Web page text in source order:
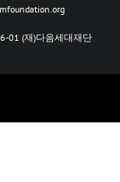
01 (재)다음세대재단